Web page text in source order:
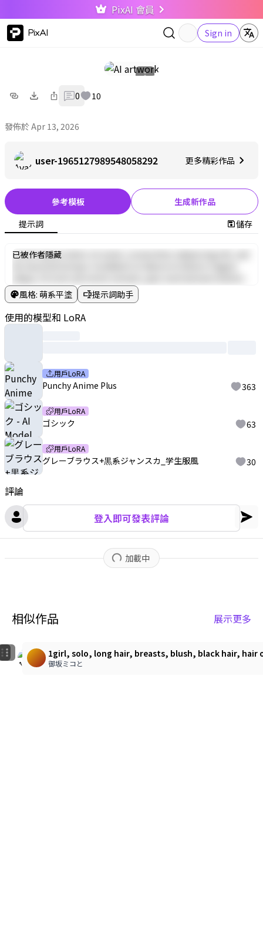
PixAI 會員
PixAI Sign in
0 10
發佈於 Apr 13, 2026
user-1965127989548058292 更多精彩作品
評論
登入即可發表評論
加載中
參考模板
生成新作品
提示詞
儲存
Lorem ipsum dolor sit amet, consectetur adipiscing elit, sed
ullamco laboris nisi ut aliquip ex ea commodo consequat. Duis
aute irure dolor in reprehenderit in voluptate velit esse cillum
dolore eu fugiat nulla pariatur. Excepteur sint occaecat
cupidatat non proident, sunt in culpa qui officia deserunt
已被作者隱藏
風格: 萌系平塗 提示詞助手
使用的模型和 LoRA
用戶LoRA
Punchy Anime Plus 363
用戶LoRA
ゴシック 63
用戶LoRA
グレーブラウス+黒系ジャンスカ_学生服風 30
相似作品 展示更多
♡
♡
♡
♡
1girl, solo, long hair, breasts, blush, black hair,
御坂ミコと